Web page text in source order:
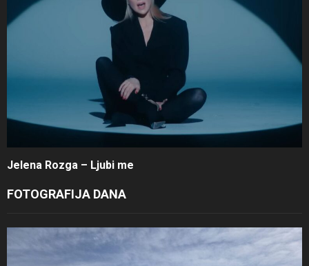
Jelena Rozga – Ljubi me
FOTOGRAFIJA DANA